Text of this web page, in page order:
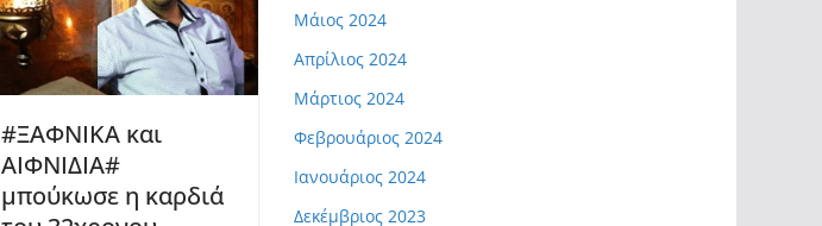
#ΞΑΦΝΙΚΑ και
ΑΙΦΝΙΔΙΑ#
μπούκωσε η καρδιά
Μάιος 2024
Απρίλιος 2024
Μάρτιος 2024
Φεβρουάριος 2024
Ιανουάριος 2024
Δεκέμβριος 2023